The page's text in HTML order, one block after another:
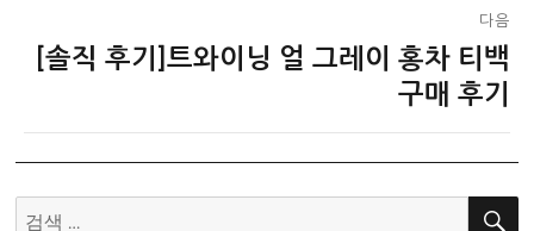
다음
[솔직 후기]트와이닝 얼 그레이 홍차 티백
구매 후기
검
검